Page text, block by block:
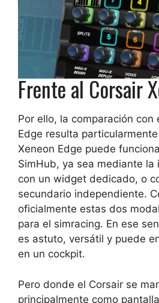
Frente al Corsair
Por ello, la comparación con
Edge resulta
Xeneon Edge puede
SimHub, ya sea mediante la
con un widget dedicado, o
secundario independiente.
oficialmente estas dos
para el simracing. En ese
es astuto, versátil y puede
en un cockpit.
Pero donde el Corsair se
principalmente como